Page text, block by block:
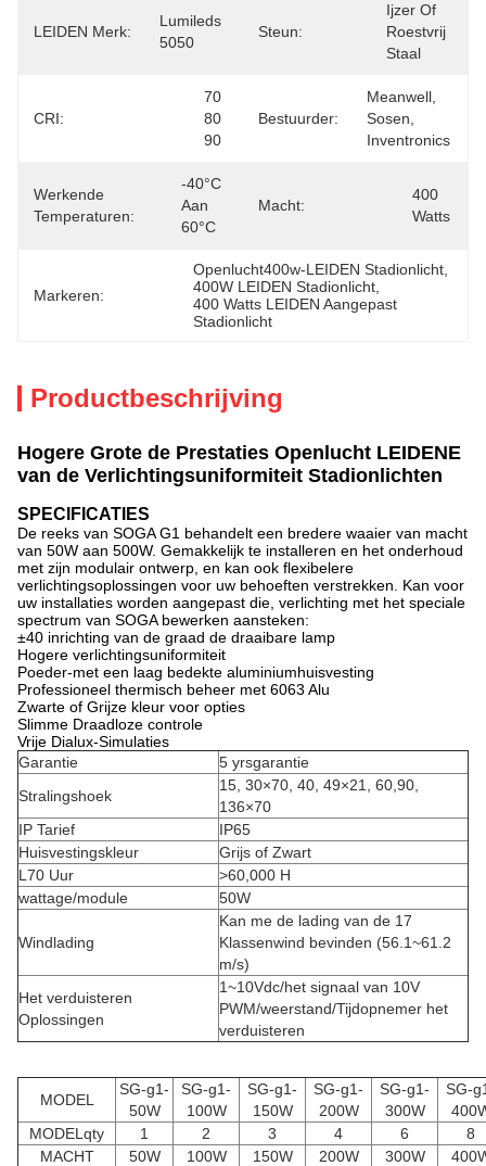
LEIDEN Merk:
Lumileds
5050
Steun:
Ijzer Of
Roestvrij
Staal
CRI:
70
80
90
Bestuurder:
Meanwell,
Sosen,
Inventronics
Werkende
Temperaturen:
-40°C
Aan
60°C
Macht:
400
Watts
Markeren:
Openlucht400w-LEIDEN Stadionlicht
400W LEIDEN Stadionlicht
400 Watts LEIDEN Aangepast
Stadionlicht
Productbeschrijving
Hogere Grote de Prestaties Openlucht LEIDENE
van de Verlichtingsuniformiteit Stadionlichten
SPECIFICATIES
De reeks van SOGA G1 behandelt een bredere waaier van macht
van 50W aan 500W. Gemakkelijk te installeren en het onderhoud
met zijn modulair ontwerp, en kan ook flexibelere
verlichtingsoplossingen voor uw behoeften verstrekken. Kan voor
uw installaties worden aangepast die, verlichting met het speciale
spectrum van SOGA bewerken aansteken:
±40 inrichting van de graad de draaibare lamp
Hogere verlichtingsuniformiteit
Poeder-met een laag bedekte aluminiumhuisvesting
Professioneel thermisch beheer met 6063 Alu
Zwarte of Grijze kleur voor opties
Slimme Draadloze controle
Vrije Dialux-Simulaties
Garantie
5 yrsgarantie
Stralingshoek
15, 30×70, 40, 49×21, 60,90,
136×70
IP Tarief
IP65
Huisvestingskleur
Grijs of Zwart
L70 Uur
>60,000 H
wattage/module
50W
Windlading
Kan me de lading van de 17
Klassenwind bevinden (56.1~61.2
m/s)
Het verduisteren
Oplossingen
1~10Vdc/het signaal van 10V
PWM/weerstand/Tijdopnemer het
verduisteren
MODEL
SG-g1-
50W
SG-g1-
100W
SG-g1-
150W
SG-g1-
200W
SG-g1-
300W
SG-
MODELqty
1 2 3 4 6
8
MACHT
50W 100W 150W 200W 300W